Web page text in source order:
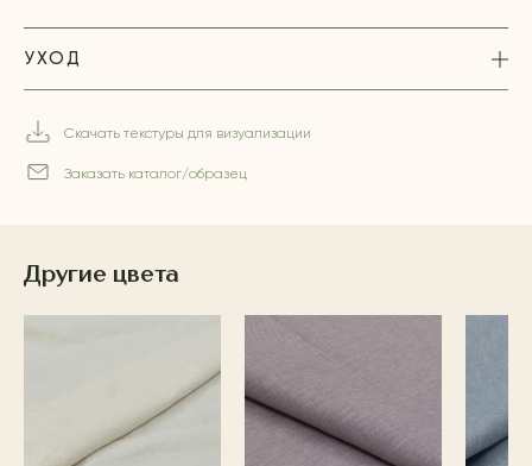
УХОД
Скачать текстуры для визуализации
Заказать каталог/образец
Другие цвета